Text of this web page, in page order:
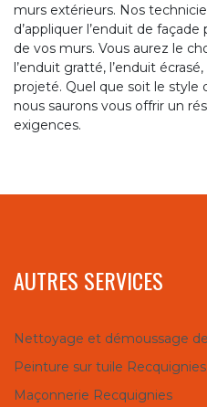
murs extérieurs. Nos
d’appliquer l’enduit de
de vos murs. Vous aurez le
l’enduit gratté, l’enduit
projeté. Quel que soit le style
nous saurons vous offrir un
exigences.
AUTRES SERVICES
Nettoyage et démoussage
Peinture sur tuile Recquignies
Maçonnerie Recquignies